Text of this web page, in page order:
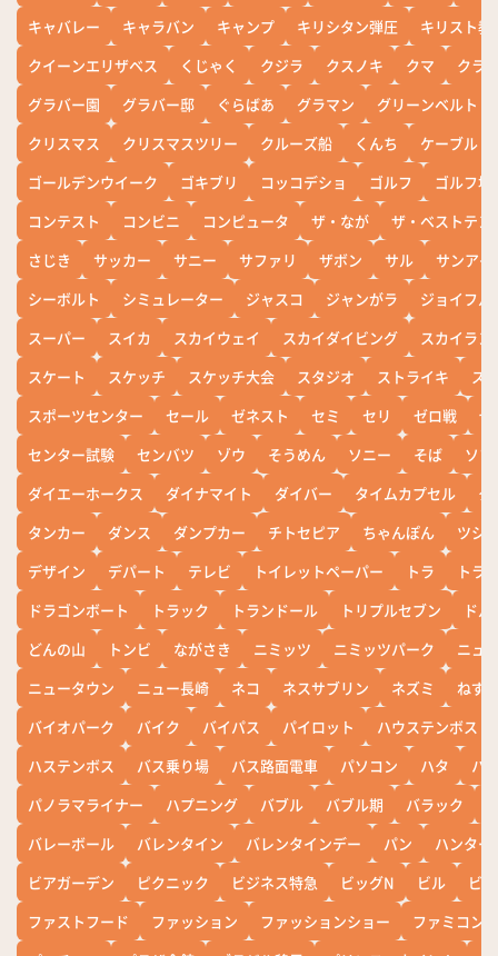
キャバレー
キャラバン キャンプ キリシタン弾圧
キリスト教
クイーンエリザベス
くじゃく クジラ クスノキ クマ
クラ
グラバー園
グラバー邸 ぐらばあ グラマン
グリーンベルト
クリスマス
クリスマスツリー クルーズ船 くんち
ケーブル
ゴールデンウイーク
ゴキブリ コッコデショ ゴルフ
ゴルフ場
コンテスト
コンビニ コンピュータ ザ・なが
ザ・ベストテン
さじき
サッカー サニー サファリ ザボン サル
サンアイ
シーボルト
シミュレーター ジャスコ ジャンがラ
ジョイフル
スーパー
スイカ スカイウェイ スカイダイビング
スカイラン
スケート
スケッチ スケッチ大会 スタジオ ストライキ
ス
スポーツセンター
セール ゼネスト セミ セリ ゼロ戦
ぜ
センター試験
センバツ ゾウ そうめん ソニー そば
ソ
ダイエーホークス
ダイナマイト ダイバー タイムカプセル
タ
タンカー
ダンス ダンプカー チトセピア ちゃんぽん
ツシ
デザイン
デパート テレビ トイレットペーパー トラ
トラ
ドラゴンボート
トラック トランドール トリプルセブン
ド
どんの山
トンビ ながさき ニミッツ ニミッツパーク
ニュ
ニュータウン
ニュー長崎 ネコ ネスサブリン ネズミ
ねず
バイオパーク
バイク バイパス パイロット
ハウステンボス
ハステンボス
バス乗り場 バス路面電車 パソコン ハタ
ハ
パノラマライナー
ハプニング バブル バブル期 バラック
バレーボール
バレンタイン バレンタインデー パン
ハンター
ビアガーデン
ピクニック ビジネス特急 ビッグN ビル
ビワ
ファストフード
ファッション ファッションショー
ファミコン